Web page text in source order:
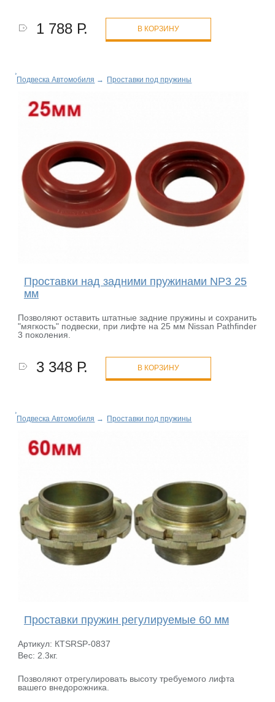
1 788 Р. В КОРЗИНУ
Подвеска Автомобиля → Проставки под пружины
Проставки над задними пружинами NP3 25
мм
Позволяют оставить штатные задние пружины и сохранить
"мягкость" подвески, при лифте на 25 мм Nissan Pathfinder
3 поколения.
3 348 Р. В КОРЗИНУ
Подвеска Автомобиля → Проставки под пружины
Проставки пружин регулируемые 60 мм
Артикул: КТSRSP-0837
Вес: 2.3кг.
Позволяют отрегулировать высоту требуемого лифта
вашего внедорожника.